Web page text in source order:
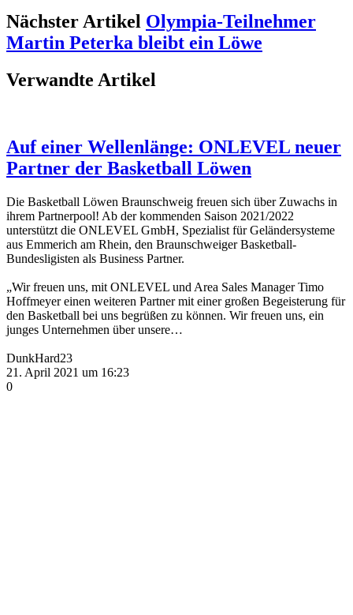
Nächster Artikel Olympia-Teilnehmer
Martin Peterka bleibt ein Löwe
Verwandte Artikel
Auf einer Wellenlänge: ONLEVEL neuer
Partner der Basketball Löwen
Die Basketball Löwen Braunschweig freuen sich über Zuwachs in
ihrem Partnerpool! Ab der kommenden Saison 2021/2022
unterstützt die ONLEVEL GmbH, Spezialist für Geländersysteme
aus Emmerich am Rhein, den Braunschweiger Basketball-
Bundesligisten als Business Partner.
„Wir freuen uns, mit ONLEVEL und Area Sales Manager Timo
Hoffmeyer einen weiteren Partner mit einer großen Begeisterung für
den Basketball bei uns begrüßen zu können. Wir freuen uns, ein
junges Unternehmen über unsere…
DunkHard23
21. April 2021 um 16:23
0